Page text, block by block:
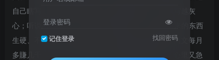
自己瞎写，投出去石沉大海，连初审都过不了，越写越灰
心；听说AI能写文，可自己用ChatGPT、豆包写出来的东西
生硬、不通顺，根本过不了稿；看着别人靠短篇、网文每月
多賺几千、上万，自己却连第一笔稿费都拿不到，心里又急
登录密码
记住登录 找回密码